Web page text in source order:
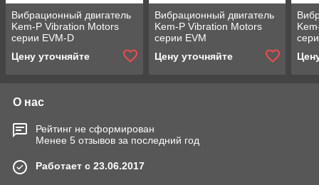
Вибрационный двигатель
Kem-P Vibration Motors
серии EVM-D
Цену уточняйте
Вибрационный двигатель
Kem-P Vibration Motors
серии EVM
Цену уточняйте
О нас
Рейтинг не сформирован
Менее 5 отзывов за последний год
Работает с 23.06.2017